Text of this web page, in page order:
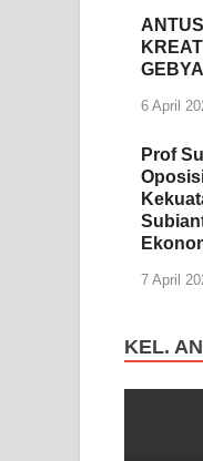
6 April
Prof
7 April
KEL.